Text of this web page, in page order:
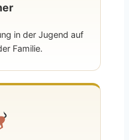
in der Jugend auf
Familie.